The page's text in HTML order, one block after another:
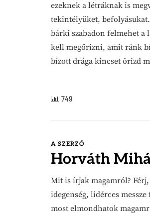
ezeknek a létráknak is
tekintélyüket,
bárki szabadon felmehet a
kell megőrizni, amit ránk
bízott drága kincset őrizd
749
A SZERZŐ
Horváth
Mit is írjak magamról?
idegenség, lidérces
most elmondhatok